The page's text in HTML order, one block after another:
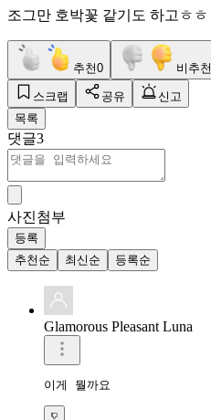
조그만 호박꽃 같기도 하고ㅎㅎ
추천0 비추천
스크랩 공유
신고
목록
댓글3
사진첨부
등록
추천순
최신순 등록순
Glamorous Pleasant Luna
이게 뭘까요